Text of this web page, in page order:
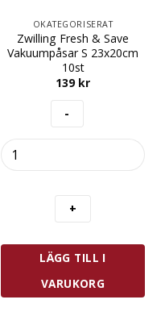
OKATEGORISERAT
Zwilling Fresh & Save
Vakuumpåsar S 23x20cm
10st
139 kr
Fresh
Vakuumpåsar
23x20cm
LÄGG TILL I
VARUKORG